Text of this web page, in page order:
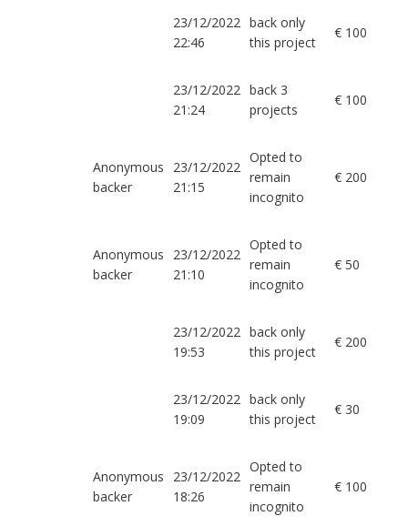
23/12/2022
22:46
back only
this project
€ 100
23/12/2022
21:24
back 3
projects
€ 100
Anonymous
backer
23/12/2022
21:15
Opted to
remain
incognito
€ 200
Anonymous
backer
23/12/2022
21:10
Opted to
remain
incognito
€ 50
23/12/2022
19:53
back only
this project
€ 200
23/12/2022
19:09
back only
this project
€ 30
Anonymous
backer
23/12/2022
18:26
Opted to
remain
incognito
€ 100